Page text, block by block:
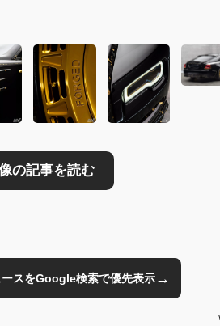
スをGoogle検索で優先表示→